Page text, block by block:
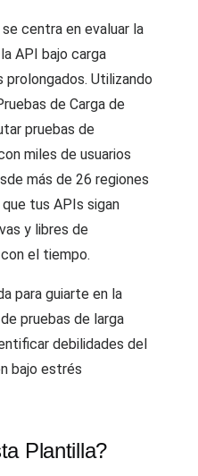
centra en evaluar la
API bajo carga
Utilizando
de Carga de
pruebas de
miles de usuarios
más de 26 regiones
tus APIs sigan
y libres de
el tiempo.
para guiarte en la
pruebas de larga
debilidades del
bajo estrés
Plantilla?